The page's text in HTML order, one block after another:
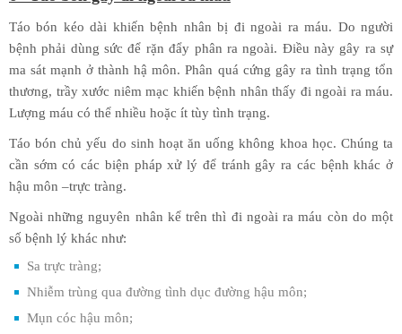
Táo bón kéo dài khiến bệnh nhân bị đi ngoài ra máu. Do người
bệnh phải dùng sức để rặn đẩy phân ra ngoài. Điều này gây ra sự
ma sát mạnh ở thành hậ môn. Phân quá cứng gây ra tình trạng tổn
thương, trầy xước niêm mạc khiến bệnh nhân thấy đi ngoài ra máu.
Lượng máu có thể nhiều hoặc ít tùy tình trạng.
Táo bón chủ yếu do sinh hoạt ăn uống không khoa học. Chúng ta
cần sớm có các biện pháp xử lý để tránh gây ra các bệnh khác ở
hậu môn –trực tràng.
Ngoài những nguyên nhân kể trên thì đi ngoài ra máu còn do một
số bệnh lý khác như:
Sa trực tràng;
Nhiễm trùng qua đường tình dục đường hậu môn;
Mụn cóc hậu môn;